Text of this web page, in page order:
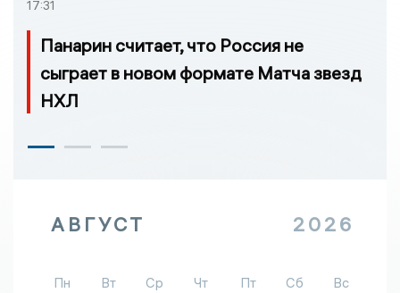
17:31
Панарин считает, что Россия не
сыграет в новом формате Матча звезд
НХЛ
АВГУСТ 2026
Пн Вт Ср Чт Пт Сб
Вс